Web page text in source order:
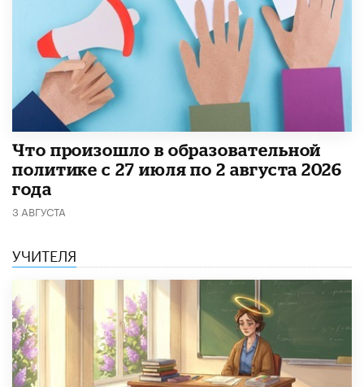
​Что произошло в образовательной
политике с 27 июля по 2 августа 2026
года
3 АВГУСТА
УЧИТЕЛЯ